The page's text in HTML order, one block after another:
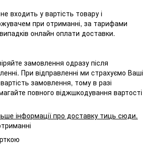
входить у вартість товару і
при отриманні, за тарифами
онлайн оплати доставки.
замовлення одразу після
При відправленні ми страхуємо Ваші
замовлення, тому в разі
повного віджшкодування вартості
інформації про доставку тиць сюди.